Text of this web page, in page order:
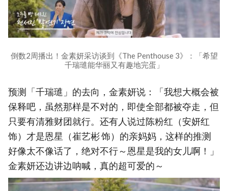
倒数2周播出！金素妍采访谈到《The Penthouse 3》：「希望
千瑞璡能华丽又有趣地完蛋」
预测「千瑞璡」的去向，金素妍说：「我想大概会被
保释吧，虽然那样是不对的，即使全部都被夺走，但
只要有清雅财团就行。还有人说过陈粉红（安妍红
饰）才是恩星（崔艺彬 饰）的亲妈妈，这样的推测
好像太不像话了，绝对不行～恩星是我的女儿啊！」
金素妍还边讲边呐喊，真的超可爱的～